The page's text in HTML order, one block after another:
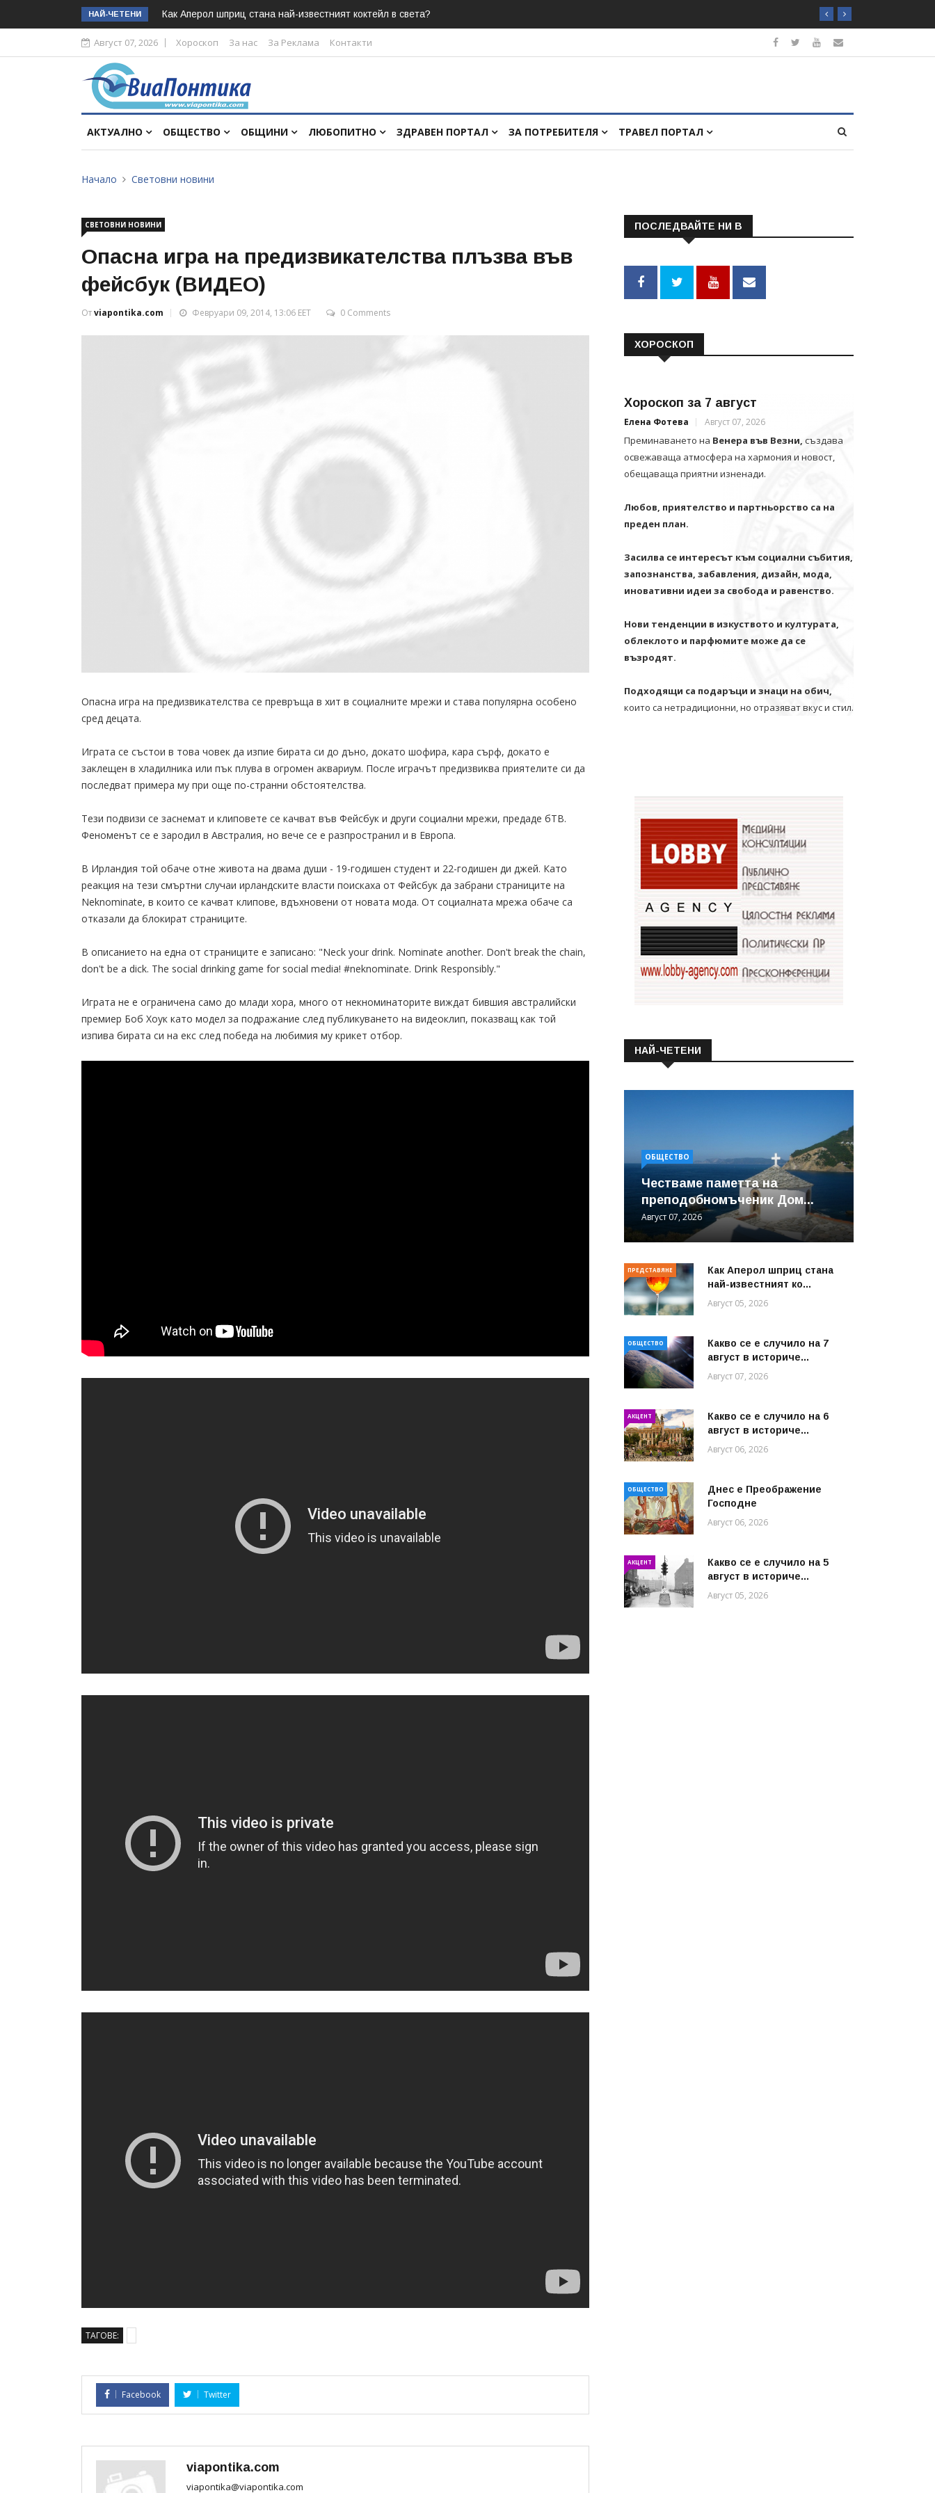
НАЙ-ЧЕТЕНИ Как Аперол шприц стана най-известният коктейл в света?
Август 07, 2026 Хороскоп За нас За Реклама Контакти
АКТУАЛНО ОБЩЕСТВО ОБЩИНИ ЛЮБОПИТНО ЗДРАВЕН ПОРТАЛ ЗА ПОТРЕБИТЕЛЯ ТРАВЕЛ ПОРТАЛ
Начало Световни новини
СВЕТОВНИ НОВИНИ
Опасна игра на предизвикателства плъзва във
фейсбук (ВИДЕО)
Отviapontika.com Февруари 09, 2014, 13:06 EET 0 Comments
Опасна игра на предизвикателства се превръща в хит в социалните мрежи и става популярна особено
сред децата.
Играта се състои в това човек да изпие бирата си до дъно, докато шофира, кара сърф, докато е
заклещен в хладилника или пък плува в огромен аквариум. После играчът предизвиква приятелите си да
последват примера му при още по-странни обстоятелства.
Тези подвизи се заснемат и клиповете се качват във Фейсбук и други социални мрежи, предаде бТВ.
Феноменът се е зародил в Австралия, но вече се е разпространил и в Европа.
В Ирландия той обаче отне живота на двама души - 19-годишен студент и 22-годишен ди джей. Като
реакция на тези смъртни случаи ирландските власти поискаха от Фейсбук да забрани страниците на
Neknominate, в които се качват клипове, вдъхновени от новата мода. От социалната мрежа обаче са
отказали да блокират страниците.
В описанието на една от страниците е записано: "Neck your drink. Nominate another. Don't break the chain,
don't be a dick. The social drinking game for social media! #neknominate. Drink Responsibly."
Играта не е ограничена само до млади хора, много от некноминаторите виждат бившия австралийски
премиер Боб Хоук като модел за подражание след публикуването на видеоклип, показващ как той
изпива бирата си на екс след победа на любимия му крикет отбор.
ТАГОВЕ:
Facebook Twitter
viapontika.com
viapontika@viapontika.com
ПОСЛЕДВАЙТЕ НИ В
ХОРОСКОП
Хороскоп за 7 август
Елена Фотева Август 07, 2026
Преминаването на Венера във Везни, създава
освежаваща атмосфера на хармония и новост,
обещаваща приятни изненади.
Любов, приятелство и партньорство са на
преден план.
Засилва се интересът към социални събития,
запознанства, забавления, дизайн, мода,
иновативни идеи за свобода и равенство.
Нови тенденции в изкуството и културата,
облеклото и парфюмите може да се
възродят.
Подходящи са подаръци и знаци на обич,
които са нетрадиционни, но отразяват вкус и стил.
НАЙ-ЧЕТЕНИ
ОБЩЕСТВО
Честваме паметта на
преподобномъченик Дом...
Август 07, 2026
ПРЕДСТАВЯНЕ
Как Аперол шприц стана
най-известният ко...
Август 05, 2026
ОБЩЕСТВО
Какво се е случило на 7
август в историче...
Август 07, 2026
АКЦЕНТ
Какво се е случило на 6
август в историче...
Август 06, 2026
ОБЩЕСТВО
Днес е Преображение
Господне
Август 06, 2026
АКЦЕНТ
Какво се е случило на 5
август в историче...
Август 05, 2026